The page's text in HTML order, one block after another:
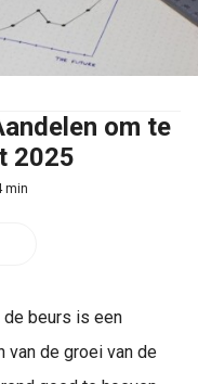
om te
2025
min
beurs is een
van de groei van de